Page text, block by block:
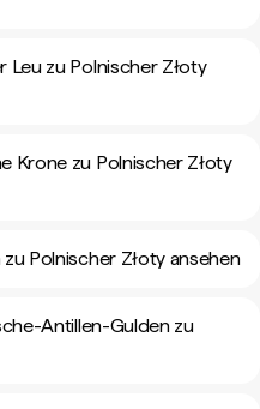
Leu zu Polnischer Złoty
Krone zu Polnischer Złoty
Polnischer Złoty ansehen
Antillen-Gulden zu